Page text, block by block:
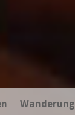
Wanderung